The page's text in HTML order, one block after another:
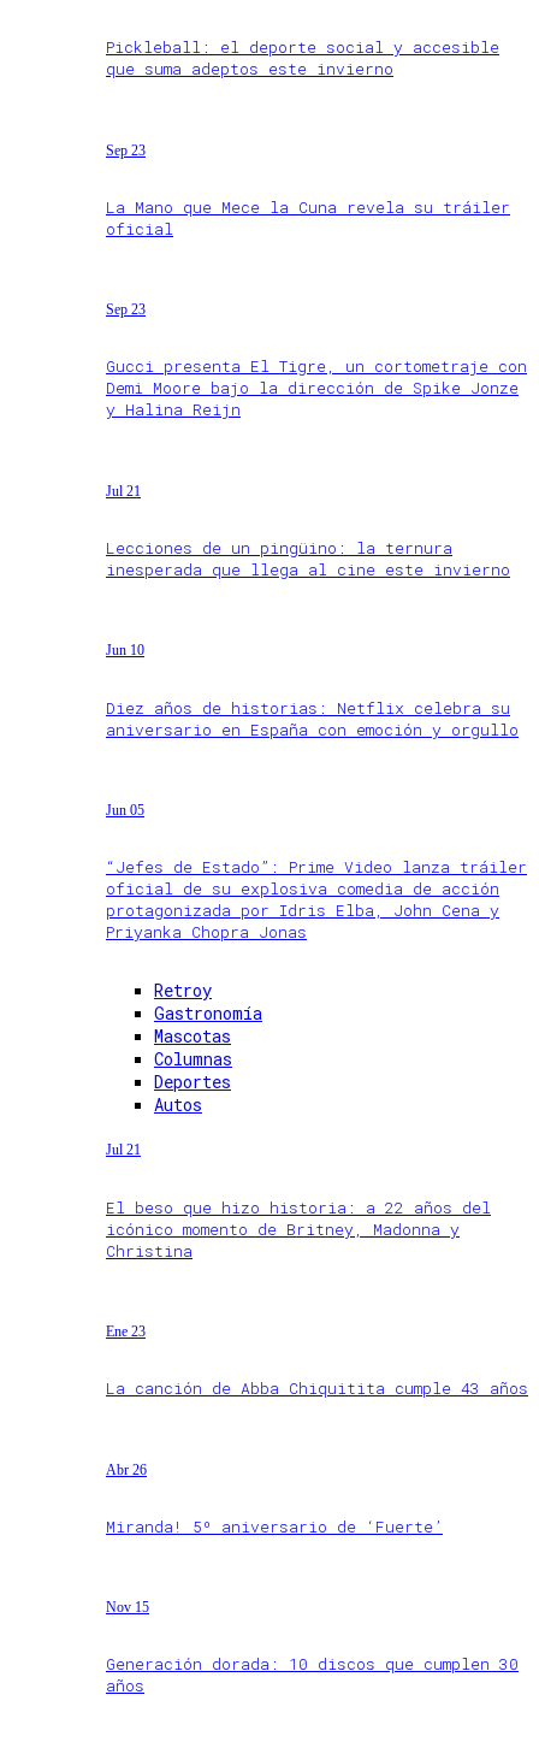
Pickleball: el deporte social y accesible
que suma adeptos este invierno
Sep 23
La Mano que Mece la Cuna revela su tráiler
oficial
Sep 23
Gucci presenta El Tigre, un cortometraje con
Demi Moore bajo la dirección de Spike Jonze
y Halina Reijn
Jul 21
Lecciones de un pingüino: la ternura
inesperada que llega al cine este invierno
Jun 10
Diez años de historias: Netflix celebra su
aniversario en España con emoción y orgullo
Jun 05
“Jefes de Estado”: Prime Video lanza tráiler
oficial de su explosiva comedia de acción
protagonizada por Idris Elba, John Cena y
Priyanka Chopra Jonas
Retroy
Gastronomía
Mascotas
Columnas
Deportes
Autos
Jul 21
El beso que hizo historia: a 22 años del
icónico momento de Britney, Madonna y
Christina
Ene 23
La canción de Abba Chiquitita cumple 43 años
Abr 26
Miranda! 5º aniversario de ‘Fuerte’
Nov 15
Generación dorada: 10 discos que cumplen 30
años